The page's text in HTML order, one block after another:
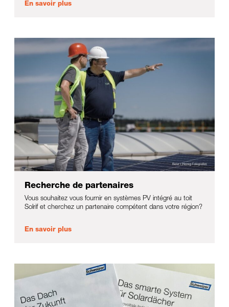
En savoir plus
Recherche de partenaires
Vous souhaitez vous fournir en systèmes PV intégré au toit
Solrif et cherchez un partenaire compétent dans votre région?
En savoir plus